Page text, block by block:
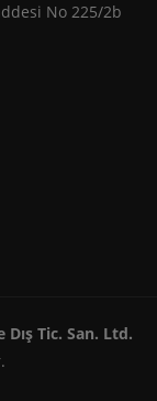
No 225/2b
Tic. San. Ltd.